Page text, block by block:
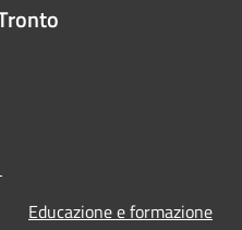
Educazione e formazione